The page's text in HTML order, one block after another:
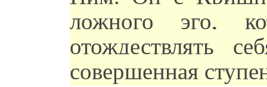
ложного эго,
отождествлять
совершенная